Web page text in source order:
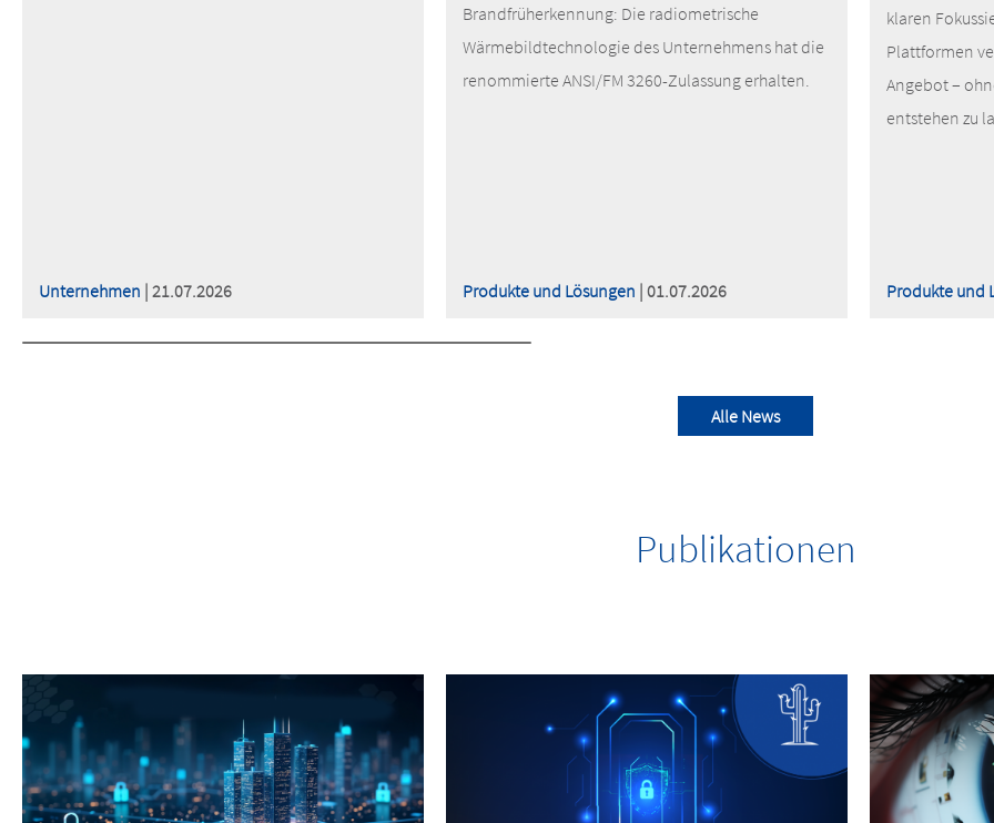
Unternehmen | 21.07.2026
Brandfrüherkennung: Die radiometrische
Wärmebildtechnologie des Unternehmens hat die
renommierte ANSI/FM 3260-Zulassung erhalten.
Produkte und Lösungen | 01.07.2026
klaren
Plattformen
Angebot –
entstehen zu
Produkte und
Alle News
Publikationen